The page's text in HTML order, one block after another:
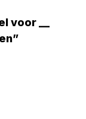
voor __